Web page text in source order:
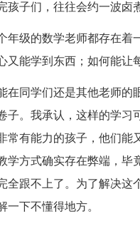
孩子们，往往会约一波卤
级的数学老师都存在着一
又能学到东西；如何能
同学们还是其他老师的眼
子。我承认，这样的学习
常有能力的孩子，他们能
学方式确实存在弊端，毕
全跟不上了。为了解决这
一下不懂得地方。